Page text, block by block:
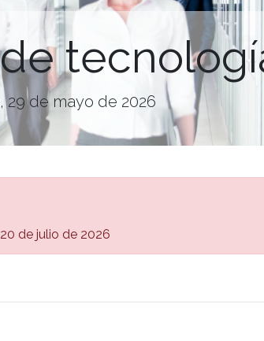
29 de mayo de 2026
de julio de 2026